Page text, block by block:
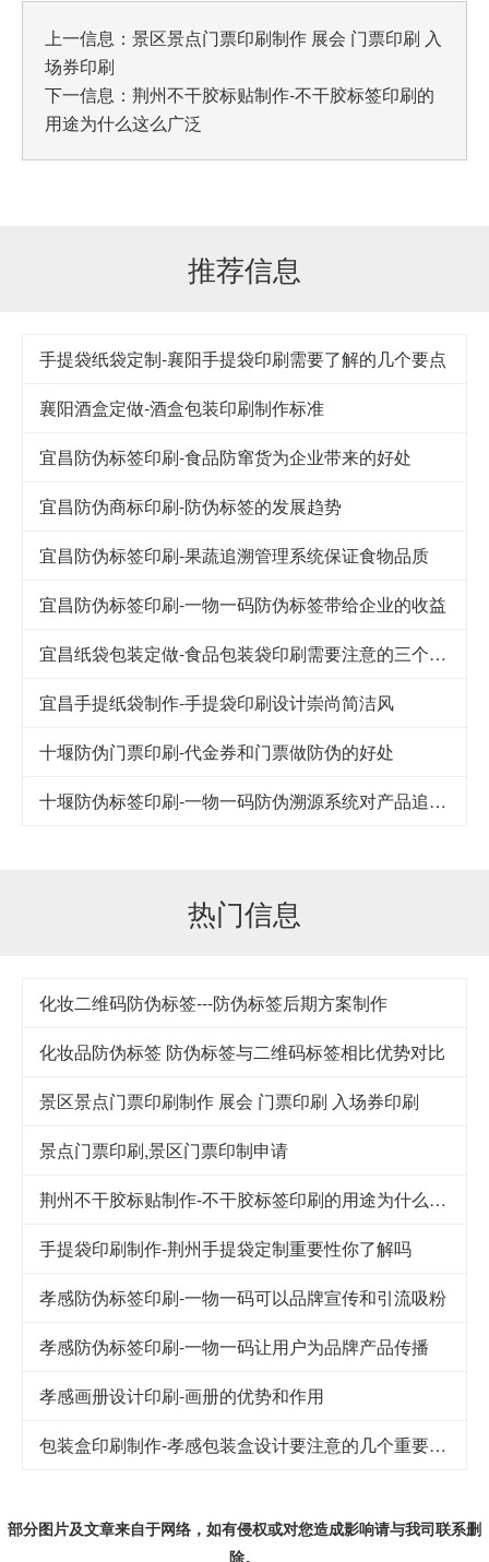
上一信息： 景区景点门票印刷制作 展会 门票印刷 入
场券印刷
下一信息： 荆州不干胶标贴制作-不干胶标签印刷的
用途为什么这么广泛
推荐信息
手提袋纸袋定制-襄阳手提袋印刷需要了解的几个要点
襄阳酒盒定做-酒盒包装印刷制作标准
宜昌防伪标签印刷-食品防窜货为企业带来的好处
宜昌防伪商标印刷-防伪标签的发展趋势
宜昌防伪标签印刷-果蔬追溯管理系统保证食物品质
宜昌防伪标签印刷-一物一码防伪标签带给企业的收益
宜昌纸袋包装定做-食品包装袋印刷需要注意的三个细节
宜昌手提纸袋制作-手提袋印刷设计崇尚简洁风
十堰防伪门票印刷-代金券和门票做防伪的好处
十堰防伪标签印刷-一物一码防伪溯源系统对产品追踪到底
热门信息
化妆二维码防伪标签---防伪标签后期方案制作
化妆品防伪标签 防伪标签与二维码标签相比优势对比
景区景点门票印刷制作 展会 门票印刷 入场券印刷
景点门票印刷,景区门票印制申请
荆州不干胶标贴制作-不干胶标签印刷的用途为什么这么广泛
手提袋印刷制作-荆州手提袋定制重要性你了解吗
孝感防伪标签印刷-一物一码可以品牌宣传和引流吸粉
孝感防伪标签印刷-一物一码让用户为品牌产品传播
孝感画册设计印刷-画册的优势和作用
包装盒印刷制作-孝感包装盒设计要注意的几个重要因素
部分图片及文章来自于网络，如有侵权或对您造成影响请与我司联系删
除。